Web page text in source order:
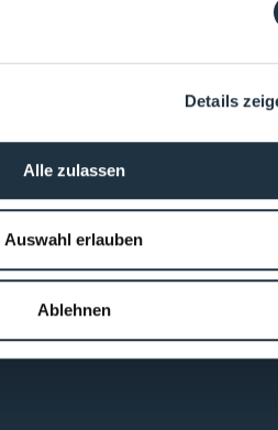
Details
Alle zulassen
Auswahl erlauben
Ablehnen